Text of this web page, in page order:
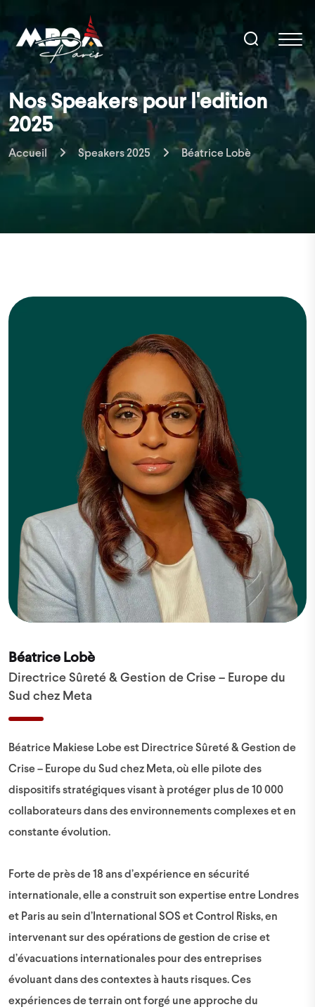
Nos Speakers pour l'edition
2025
Accueil Speakers 2025 Béatrice Lobè
Béatrice Lobè
Directrice Sûreté & Gestion de Crise – Europe du
Sud chez Meta
Béatrice Makiese Lobe est Directrice Sûreté & Gestion de
Crise – Europe du Sud chez Meta, où elle pilote des
dispositifs stratégiques visant à protéger plus de 10 000
collaborateurs dans des environnements complexes et en
constante évolution.
Forte de près de 18 ans d’expérience en sécurité
internationale, elle a construit son expertise entre Londres
et Paris au sein d’International SOS et Control Risks, en
intervenant sur des opérations de gestion de crise et
d’évacuations internationales pour des entreprises
évoluant dans des contextes à hauts risques. Ces
expériences de terrain ont forgé une approche du